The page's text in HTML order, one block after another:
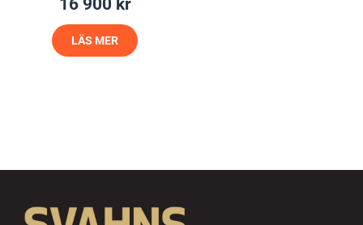
16 900 kr
LÄS MER